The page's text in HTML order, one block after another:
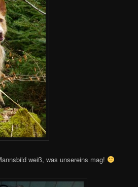
weiß, was unsereins mag!